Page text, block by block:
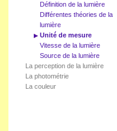
Définition de la lumière
Différentes théories de la
lumière
Unité de mesure
Vitesse de la lumière
Source de la lumière
La perception de la lumière
La photométrie
La couleur